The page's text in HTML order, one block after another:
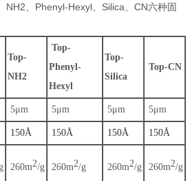
NH2、Phenyl-Hexyl、Silica、CN六种固
Top-
NH2
Top-
Phenyl-
Hexyl
Top-
Silica
Top-CN
5μm 5μm 5μm 5μm
150Å 150Å 150Å 150Å
260m2/g 260m2/g 260m2/g 260m2/g